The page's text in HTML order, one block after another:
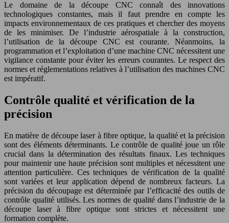
Le domaine de la découpe CNC connaît des innovations
technologiques constantes, mais il faut prendre en compte les
impacts environnementaux de ces pratiques et chercher des moyens
de les minimiser. De l’industrie aérospatiale à la construction,
l’utilisation de la découpe CNC est courante. Néanmoins, la
programmation et l’exploitation d’une machine CNC nécessitent une
vigilance constante pour éviter les erreurs courantes. Le respect des
normes et réglementations relatives à l’utilisation des machines CNC
est impératif.
Contrôle qualité et vérification de la
précision
En matière de découpe laser à fibre optique, la qualité et la précision
sont des éléments déterminants. Le contrôle de qualité joue un rôle
crucial dans la détermination des résultats finaux. Les techniques
pour maintenir une haute précision sont multiples et nécessitent une
attention particulière. Ces techniques de vérification de la qualité
sont variées et leur application dépend de nombreux facteurs. La
précision du découpage est déterminée par l’efficacité des outils de
contrôle qualité utilisés. Les normes de qualité dans l’industrie de la
découpe laser à fibre optique sont strictes et nécessitent une
formation complète.